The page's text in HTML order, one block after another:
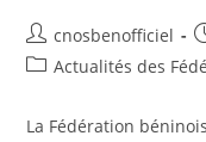
cnosbenofficiel
Actualités des
La Fédération